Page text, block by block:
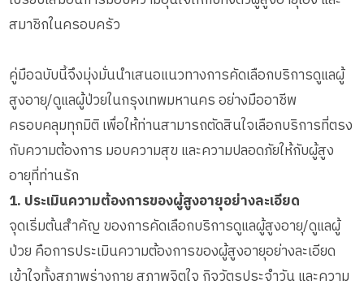
สมาชิกในครอบครัว
คู่มือฉบับนี้จึงมุ่งมั่นนำเสนอแนวทางการคัดเลือกบริการดูแลผู้
สูงอายุ/ดูแลผู้ป่วยในกรุงเทพมหานคร อย่างมืออาชีพ
ครอบคลุมทุกมิติ เพื่อให้ท่านสามารถตัดสินใจเลือกบริการที่ตรง
กับความต้องการ มอบความสุข และความปลอดภัยให้กับผู้สูง
อายุที่ท่านรัก
1. ประเมินความต้องการของผู้สูงอายุอย่างละเอียด
จุดเริ่มต้นสำคัญ ของการคัดเลือกบริการดูแลผู้สูงอายุ/ดูแลผู้
ป่วย คือการประเมินความต้องการของผู้สูงอายุอย่างละเอียด
เข้าใจทั้งสภาพร่างกาย สภาพจิตใจ กิจวัตรประจำวัน และความ